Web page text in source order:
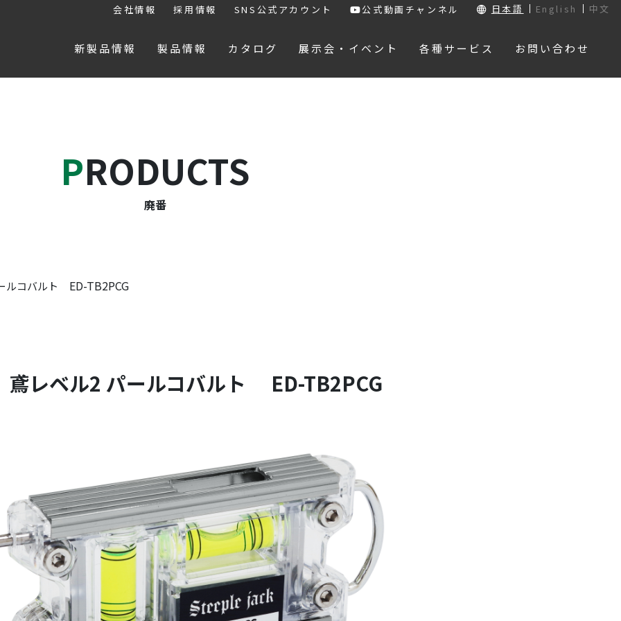
会社情報 採用情報 SNS公式アカウント 公式動画チャンネル 日本語 English 中文
新製品情報 製品情報 カタログ 展示会・イベント 各種サービス お問い合わせ
PRODUCTS
廃番
ルコバルト ED-TB2PCG
鳶レベル2 パールコバルト ED-TB2PCG